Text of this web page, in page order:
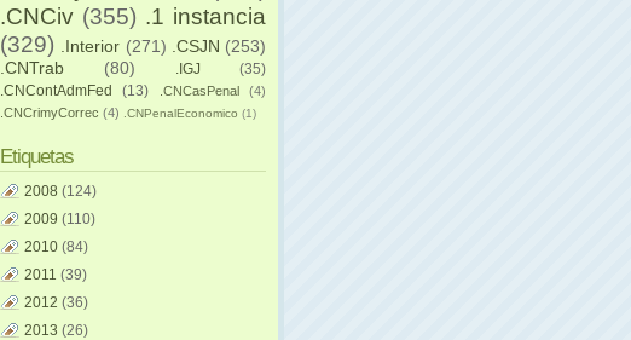
.CNCiv (355) .1 instancia
(329)
.Interior (271) .CSJN (253)
.CNTrab
(80) .IGJ
(35)
.CNContAdmFed
(13) .CNCasPenal
(4)
.CNCrimyCorrec (4) .CNPenalEconomico (1)
Etiquetas
2008 (124)
2009 (110)
2010 (84)
2011 (39)
2012 (36)
2013 (26)